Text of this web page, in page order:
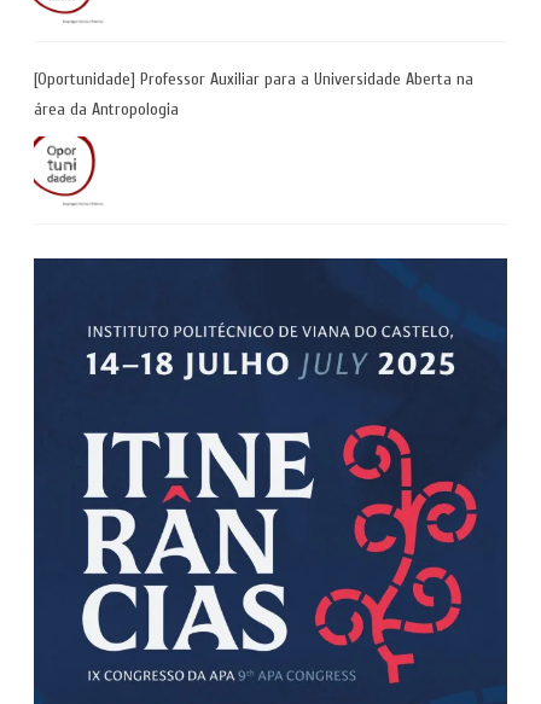
[Oportunidade] Professor Auxiliar para a Universidade Aberta na
área da Antropologia